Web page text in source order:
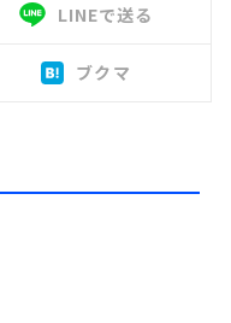
LINEで送る
ブクマ